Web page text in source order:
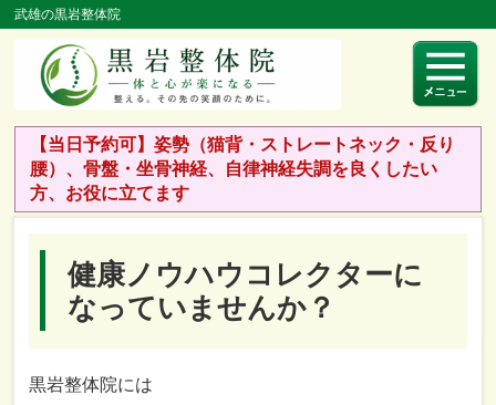
武雄の黒岩整体院
【当日予約可】姿勢（猫背・ストレートネック・反り
腰）、骨盤・坐骨神経、自律神経失調を良くしたい
方、お役に立てます
健康ノウハウコレクターに
なっていませんか？
黒岩整体院には